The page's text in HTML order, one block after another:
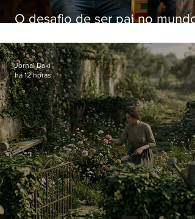
O desafio de ser pai no mundo
Jornal Daki
há 12 horas